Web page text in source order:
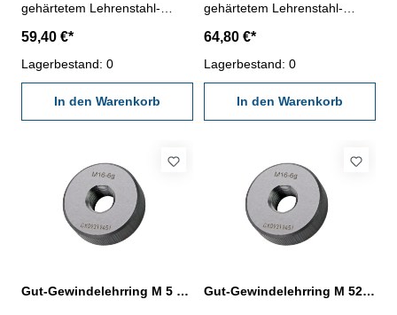
gehärtetem Lehrenstahl-
Nennmaß: M 45 x 4,5
59,40 €*
Lagerbestand: 0
In den Warenkorb
gehärtetem Lehrenstahl-
Nennmaß: M 48 x 5
64,80 €*
Lagerbestand: 0
In den Warenkorb
Gut-Gewindelehrring M 5 x 0,8 - 6g DIN 13
Gut-Gewindelehrring M 52 x 5 - 6g DIN 13